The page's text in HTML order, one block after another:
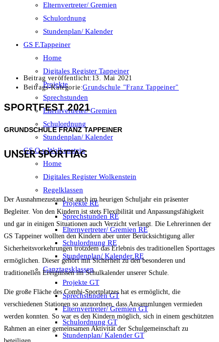
Elternvertreter/ Gremien
Schulordnung
Stundenplan/ Kalender
GS F.Tappeiner
Home
Digitales Register Tappeiner
Projekte
Sprechstunden
Elternvertreter/ Gremien
Schulordnung
Stundenplan/ Kalender
GS O.v.Wolkenstein
Home
Digitales Register Wolkenstein
Regelklassen
Projekte RE
Sprechstunden RE
Elternvertreter/ Gremien RE
Schulordnung RE
Stundenplan/ Kalender RE
Ganztagsklassen
Projekte GT
Sprechstunden GT
Elternvertreter/ Gremien GT
Schulordnung GT
Stundenplan/ Kalender GT
Beitrag veröffentlicht: 13. Mai 2021
Beitrags-Kategorie:Grundschule "Franz Tappeiner"
SPORTFEST 2021
GRUNDSCHULE FRANZ TAPPEINER
UNSER SPORTTAG
Der Ausnahmezustand ist auch im heurigen Schuljahr ein präsenter
Begleiter. Von den Kindern ist stets Flexibilität und Anpassungsfähigkeit
und gar in einigen Situationen auch Verzicht verlangt. Die Lehrerinnen der
GS Tappeiner wollten den Kindern aber unter Berücksichtigung aller
Sicherheitsvorkehrungen trotzdem das Erlebnis des traditionellen Sporttages
ermöglichen. Dieser gehört mit Sicherheit zu den besonderen und
traditionellen Ereignissen im Schulkalender unserer Schule.
Die große Fläche des Combi-Sportplatzes hat es ermöglicht, die
verschiedenen Stationen so anzuordnen, dass Ansammlungen vermieden
werden konnten. So war es den Kindern möglich, sich in einem geschützten
Rahmen an einer gemeinsamen Aktivität der Schulgemeinschaft zu